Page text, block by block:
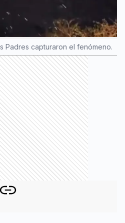
Padres capturaron el fenómeno.